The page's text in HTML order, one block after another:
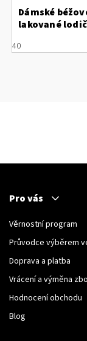
Dámské
lakované
40
Pro vás
Věrnostní program
Průvodce výběrem
Doprava a platba
Vrácení a výměna
Hodnocení obchodu
Blog